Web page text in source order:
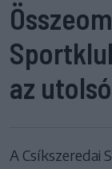
az
A Csíkszeredai